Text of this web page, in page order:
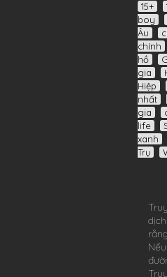
15+
boy
Âu
chính
hồ
gia
Hiệp
nhất
gia
life
xanh
Trụ
rằng